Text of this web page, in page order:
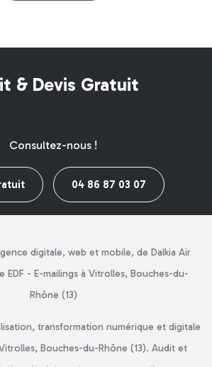
& Devis Gratuit
Consultez-nous !
04 86 87 03 07
digitale, web et mobile, de Dalkia Air
EDF - E-mailings à Vitrolles, Bouches-du-
Rhône (13)
transformation numérique et digitale
Bouches-du-Rhône (13). Audit et